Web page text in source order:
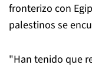
fronterizo con
palestinos se
"Han tenido que